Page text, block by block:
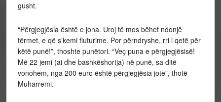
gusht.
“Përgjegjësia është e jona. Uroj të mos bëhet ndonjë
tërmet, e që s’kemi fluturime. Por përndryshe, rri i qetë për
këtë punë!”, thoshte punëtori. “Veç puna e përgjegjësisë!
Më 22 jemi (ai dhe bashkëshortja) në punë, sa ditë
vonohem, nga 200 euro është përgjegjësia jote”, thotë
Muharremi.